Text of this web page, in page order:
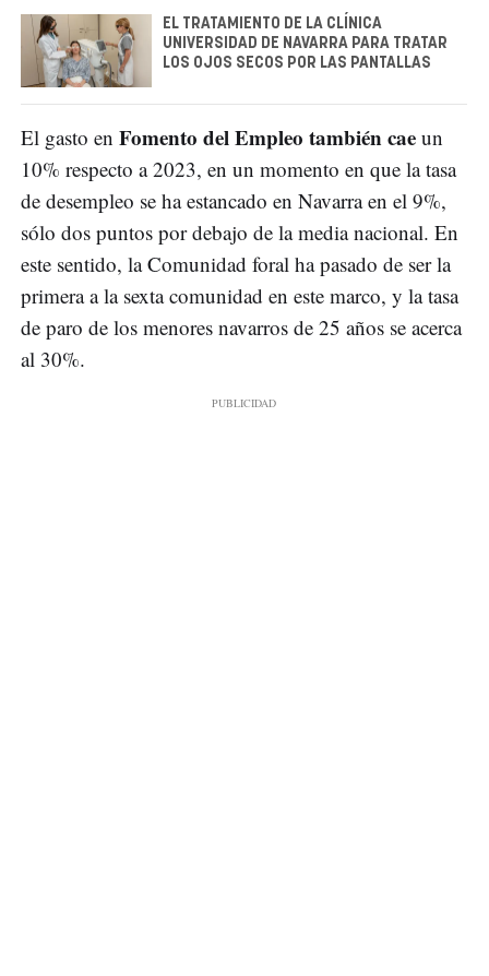
EL TRATAMIENTO DE LA CLÍNICA
UNIVERSIDAD DE NAVARRA PARA TRATAR
LOS OJOS SECOS POR LAS PANTALLAS
El gasto en Fomento del Empleo también cae un
10% respecto a 2023, en un momento en que la tasa
de desempleo se ha estancado en Navarra en el 9%,
sólo dos puntos por debajo de la media nacional. En
este sentido, la Comunidad foral ha pasado de ser la
primera a la sexta comunidad en este marco, y la tasa
de paro de los menores navarros de 25 años se acerca
al 30%.